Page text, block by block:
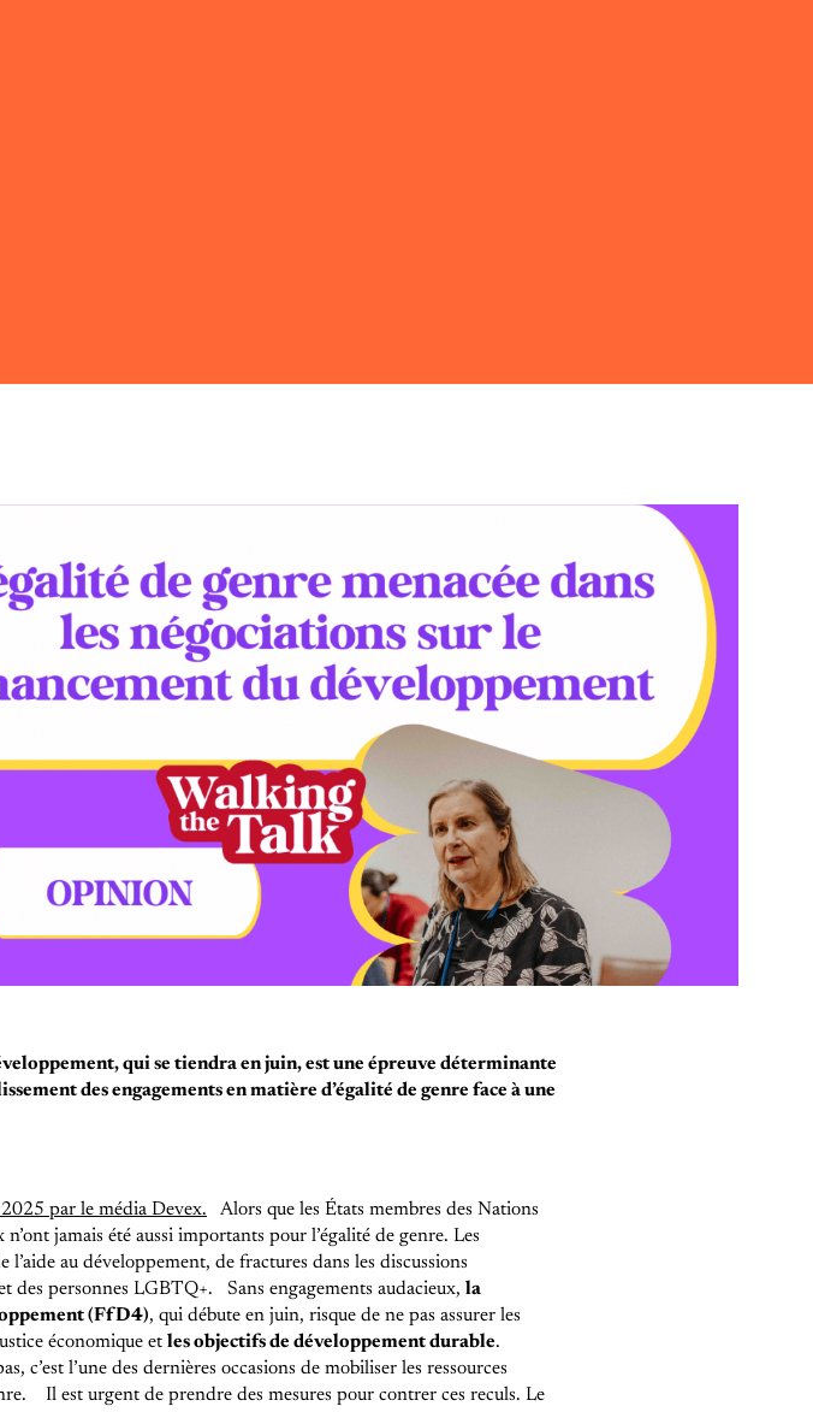
qui se tiendra en juin, est une épreuve déterminante
des engagements en matière d’égalité de genre face à une
par le média Devex.
Alors que les États membres des Nations
jamais été aussi importants pour l’égalité de genre. Les
l’aide au développement, de fractures dans les discussions
des personnes LGBTQ+. Sans engagements audacieux, la
(FfD4), qui débute en juin, risque de ne pas assurer les
économique et les objectifs de développement durable.
l’une des dernières occasions de mobiliser les ressources
Il est urgent de prendre des mesures pour contrer ces reculs. Le